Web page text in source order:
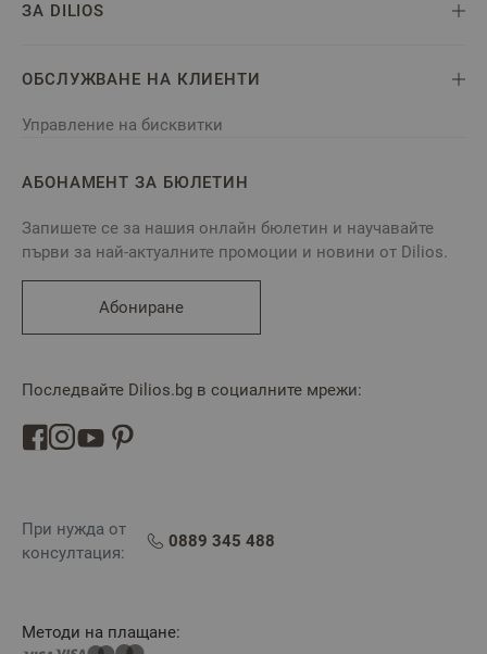
ЗА DILIOS
ОБСЛУЖВАНЕ НА КЛИЕНТИ
Управление на бисквитки
АБОНАМЕНТ ЗА БЮЛЕТИН
Запишете се за нашия онлайн бюлетин и научавайте
първи за най-актуалните промоции и новини от Dilios.
Абониране
Последвайте Dilios.bg в социалните мрежи:
При нужда от
консултация:
0889 345 488
Методи на плащане: